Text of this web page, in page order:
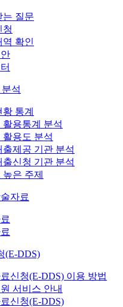
는 질문
청
역 확인
석
통계
활용통계 분석
활용도 분석
출제공 기관 분석
출신청 기관 분석
은 주제
자료
(E-DDS)
신청(E-DDS) 이용 방법
서비스 안내
신청(E-DDS)